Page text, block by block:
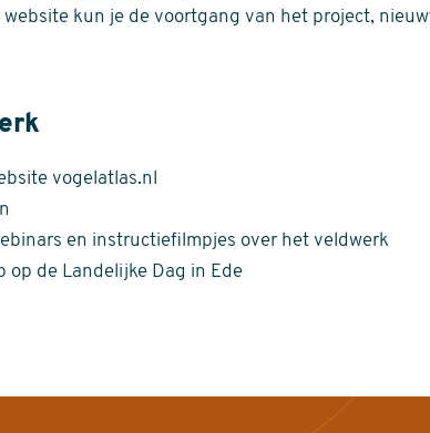
kun je de voortgang van het project,
vogelatlas.nl
en instructiefilmpjes over het veldwerk
de Landelijke Dag in Ede